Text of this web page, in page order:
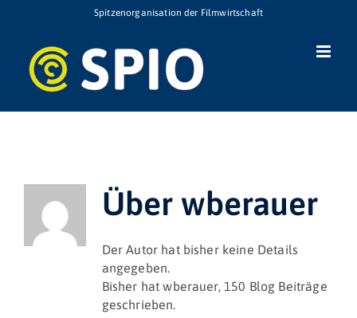
springen
Spitzenorganisation der Filmwirtschaft
Über wberauer
Der Autor hat bisher keine Details
angegeben.
Bisher hat wberauer, 150 Blog Beiträge
geschrieben.